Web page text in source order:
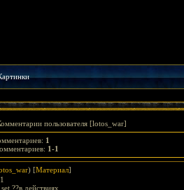
пользователя [lotos_war]
: 1
: 1-1
) [Материал]
??в действиях..